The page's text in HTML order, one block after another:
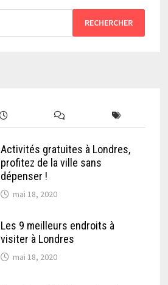
Activités gratuites à Londres,
profitez de la ville sans
dépenser !
mai 18, 2020
Les 9 meilleurs endroits à
visiter à Londres
mai 18, 2020